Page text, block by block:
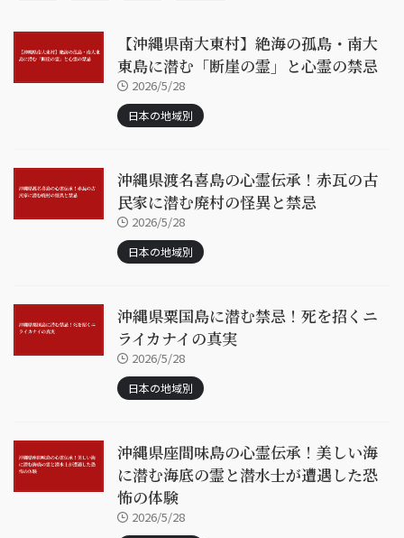
【沖縄県南大東村】絶海の孤島・南大
東島に潜む「断崖の霊」と心霊の禁忌
2026/5/28
日本の地域別
沖縄県渡名喜島の心霊伝承！赤瓦の古
民家に潜む廃村の怪異と禁忌
2026/5/28
日本の地域別
沖縄県粟国島に潜む禁忌！死を招くニ
ライカナイの真実
2026/5/28
日本の地域別
沖縄県座間味島の心霊伝承！美しい海
に潜む海底の霊と潜水士が遭遇した恐
怖の体験
2026/5/28